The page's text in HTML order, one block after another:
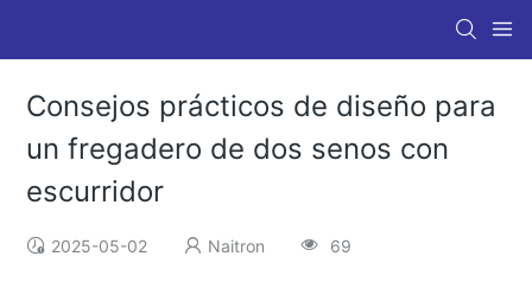
Consejos prácticos de diseño para
un fregadero de dos senos con
escurridor
2025-05-02 Naitron 69